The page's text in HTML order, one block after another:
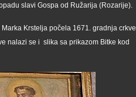
slavi Gospa od Ružarija (Rozarije).
Krstelja počela 1671. gradnja crkve
nalazi se i slika sa prikazom Bitke kod